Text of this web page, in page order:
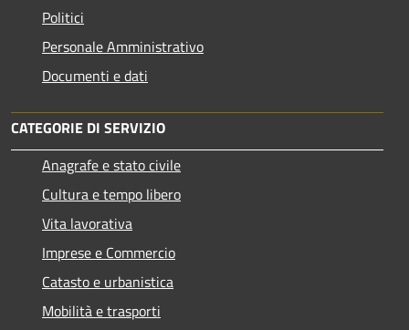
Politici
Personale Amministrativo
Documenti e dati
CATEGORIE DI SERVIZIO
Anagrafe e stato civile
Cultura e tempo libero
Vita lavorativa
Imprese e Commercio
Catasto e urbanistica
Mobilità e trasporti